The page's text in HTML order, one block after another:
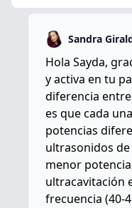
Sandra
Hola Sayda,
y activa en tu
diferencia
es que cada
potencias
ultrasonidos de
menor
ultracavitación
frecuencia (40-